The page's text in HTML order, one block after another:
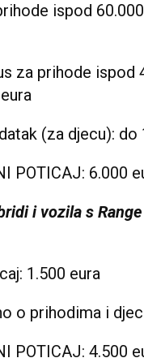
ispod
za prihode ispod
(za djecu): do
POTICAJ: 6.000
i vozila s Range
1.500 eura
o prihodima i
POTICAJ: 4.500